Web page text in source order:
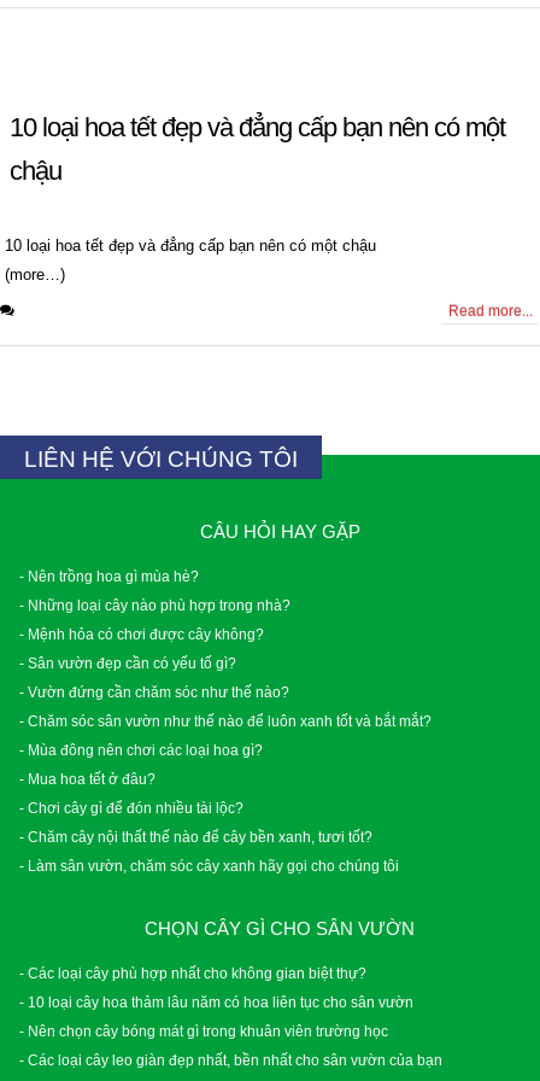
10 loại hoa tết đẹp và đẳng cấp bạn nên có một
chậu
10 loại hoa tết đẹp và đẳng cấp bạn nên có một chậu
(more…)
Read more...
LIÊN HỆ VỚI CHÚNG TÔI
CÂU HỎI HAY GẶP
- Nên trồng hoa gì mùa hè?
- Những loại cây nào phù hợp trong nhà?
- Mệnh hỏa có chơi được cây không?
- Sân vườn đẹp cần có yếu tố gì?
- Vườn đứng cần chăm sóc như thế nào?
- Chăm sóc sân vườn như thế nào để luôn xanh tốt và bắt mắt?
- Mùa đông nên chơi các loại hoa gì?
- Mua hoa tết ở đâu?
- Chơi cây gì để đón nhiều tài lộc?
- Chăm cây nội thất thế nào để cây bền xanh, tươi tốt?
- Làm sân vườn, chăm sóc cây xanh hãy gọi cho chúng tôi
CHỌN CÂY GÌ CHO SÂN VƯỜN
- Các loại cây phù hợp nhất cho không gian biệt thự?
- 10 loại cây hoa thảm lâu năm có hoa liên tục cho sân vườn
- Nên chọn cây bóng mát gì trong khuân viên trường học
- Các loại cây leo giàn đẹp nhất, bền nhất cho sân vườn của bạn